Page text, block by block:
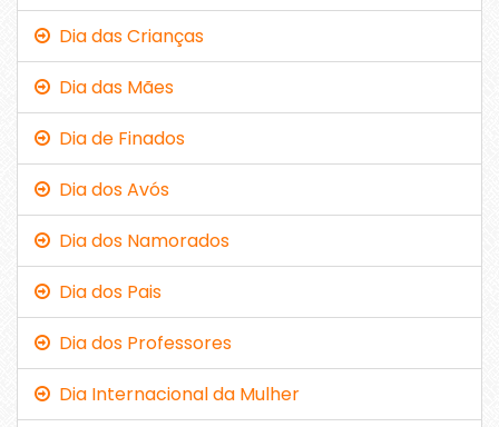
Dia das Crianças
Dia das Mães
Dia de Finados
Dia dos Avós
Dia dos Namorados
Dia dos Pais
Dia dos Professores
Dia Internacional da Mulher